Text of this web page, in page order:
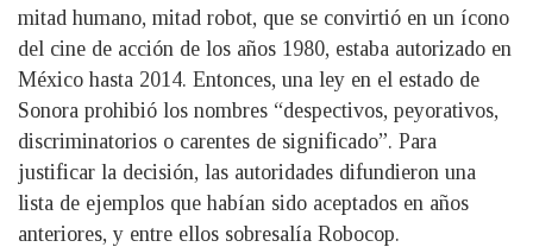
mitad humano, mitad robot, que se convirtió en un ícono
del cine de acción de los años 1980, estaba autorizado en
México hasta 2014. Entonces, una ley en el estado de
Sonora prohibió los nombres “despectivos, peyorativos,
discriminatorios o carentes de significado”. Para
justificar la decisión, las autoridades difundieron una
lista de ejemplos que habían sido aceptados en años
anteriores, y entre ellos sobresalía Robocop.